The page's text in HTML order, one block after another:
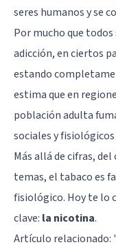
seres humanos y se
Por mucho que
adicción, en ciertos
estando
estima que en
población adulta
sociales y
Más allá de cifras,
temas, el tabaco es
fisiológico. Hoy te lo
clave: la nicotina.
Artículo relacionado: